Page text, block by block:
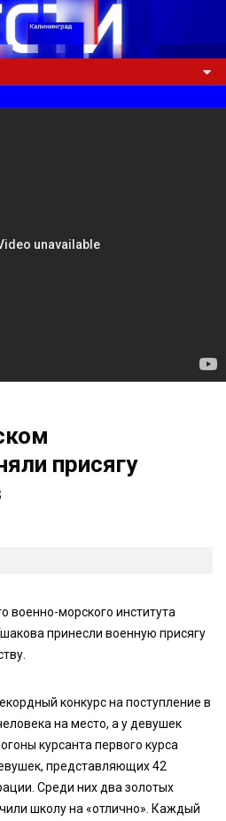
присягу
военно-морского института
принесли военную присягу
конкурс на поступление в
на место, а у девушек
курсанта первого курса
представляющих 42
Среди них два золотых
школу на «отлично». Каждый